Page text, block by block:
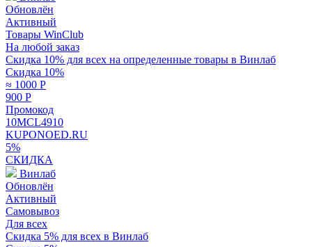
Обновлён
Активный
Товары WinClub
На любой заказ
Скидка 10% для всех на определенные товары в Винлаб
Скидка 10%
≈ 1000 Р
900 Р
Промокод
10MCL4910
KUPONOED.RU
5%
СКИДКА
Винлаб
Обновлён
Активный
Самовывоз
Для всех
Скидка 5% для всех в Винлаб